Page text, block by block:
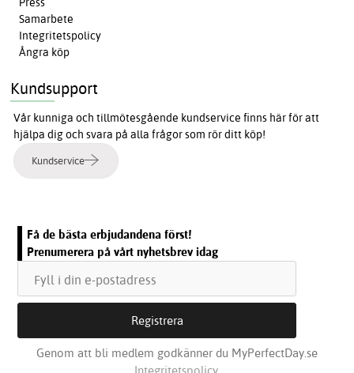
Samarbete
Integritetspolicy
Ångra köp
Kundsupport
Vår kunniga och tillmötesgående kundservice finns här för att
hjälpa dig och svara på alla frågor som rör ditt köp!
Kundservice
Få de bästa erbjudandena först!
Prenumerera på vårt nyhetsbrev idag
Genom att bli medlem godkänner du MyPerfectDay.se